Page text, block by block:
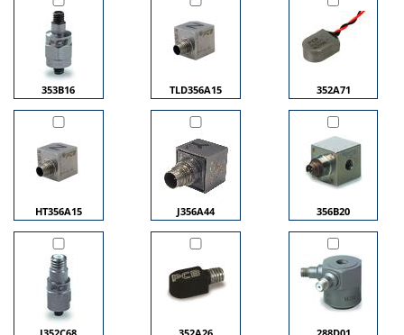
353B16 TLD356A15 352A71
HT356A15 J356A44 356B20